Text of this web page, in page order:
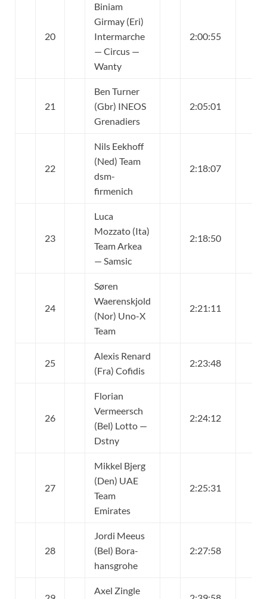
20
Biniam
Girmay (Eri)
Intermarche
— Circus —
Wanty
2:00:55
21
Ben Turner
(Gbr) INEOS
Grenadiers
2:05:01
22
Nils Eekhoff
(Ned) Team
dsm-
firmenich
2:18:07
23
Luca
Mozzato (Ita)
Team Arkea
— Samsic
2:18:50
24
Søren
Waerenskjold
(Nor) Uno-X
Team
2:21:11
25
Alexis Renard
(Fra) Cofidis
2:23:48
26
Florian
Vermeersch
(Bel) Lotto —
Dstny
2:24:12
27
Mikkel Bjerg
(Den) UAE
Team
Emirates
2:25:31
28
Jordi Meeus
(Bel) Bora-
hansgrohe
2:27:58
Axel Zingle